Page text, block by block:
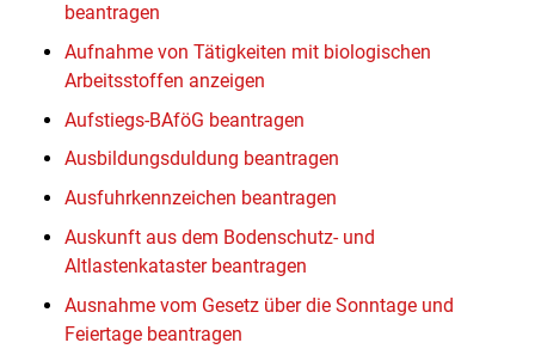
beantragen
Aufnahme von Tätigkeiten mit biologischen
Arbeitsstoffen anzeigen
Aufstiegs-BAföG beantragen
Ausbildungsduldung beantragen
Ausfuhrkennzeichen beantragen
Auskunft aus dem Bodenschutz- und
Altlastenkataster beantragen
Ausnahme vom Gesetz über die Sonntage und
Feiertage beantragen